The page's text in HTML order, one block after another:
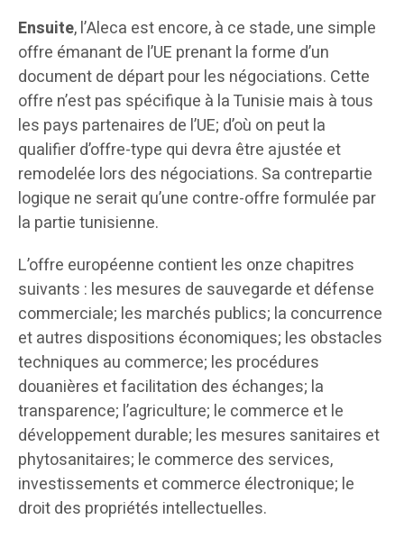
Ensuite, l’Aleca est encore, à ce stade, une simple
offre émanant de l’UE prenant la forme d’un
document de départ pour les négociations. Cette
offre n’est pas spécifique à la Tunisie mais à tous
les pays partenaires de l’UE; d’où on peut la
qualifier d’offre-type qui devra être ajustée et
remodelée lors des négociations. Sa contrepartie
logique ne serait qu’une contre-offre formulée par
la partie tunisienne.
L’offre européenne contient les onze chapitres
suivants : les mesures de sauvegarde et défense
commerciale; les marchés publics; la concurrence
et autres dispositions économiques; les obstacles
techniques au commerce; les procédures
douanières et facilitation des échanges; la
transparence; l’agriculture; le commerce et le
développement durable; les mesures sanitaires et
phytosanitaires; le commerce des services,
investissements et commerce électronique; le
droit des propriétés intellectuelles.